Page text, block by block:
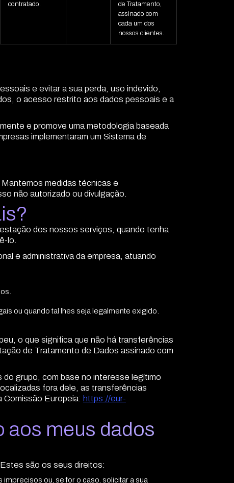
contratado.
de Tratamento,
assinado com
cada um dos
nossos clientes.
e evitar a sua perda, uso indevido,
o acesso restrito aos dados pessoais e a
e promove uma metodologia baseada
implementaram um Sistema de
medidas técnicas e
não autorizado ou divulgação.
dos nossos serviços, quando tenha
lo.
e administrativa da empresa, atuando
ou quando tal lhes seja legalmente exigido.
o que significa que não há transferências
de Tratamento de Dados assinado com
grupo, com base no interesse legítimo
fora dele, as transferências
Comissão Europeia: https://eur-
aos meus dados
são os seus direitos:
ou, se for o caso, solicitar a sua